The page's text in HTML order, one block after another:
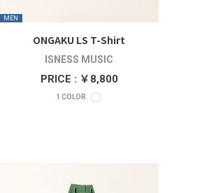
MEN
ONGAKU LS T-Shirt
ISNESS MUSIC
PRICE : ￥8,800
1 COLOR